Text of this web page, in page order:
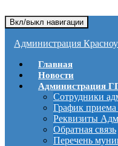
Вкл/выкл навигации
Администрация
Главная
Новости
Администрация
Сотрудники
График приема
Реквизиты
Обратная связь
Перечень